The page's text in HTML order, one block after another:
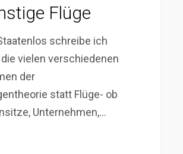
Flüge
schreibe ich
vielen verschiedenen
der
statt Flüge- ob
Unternehmen,…